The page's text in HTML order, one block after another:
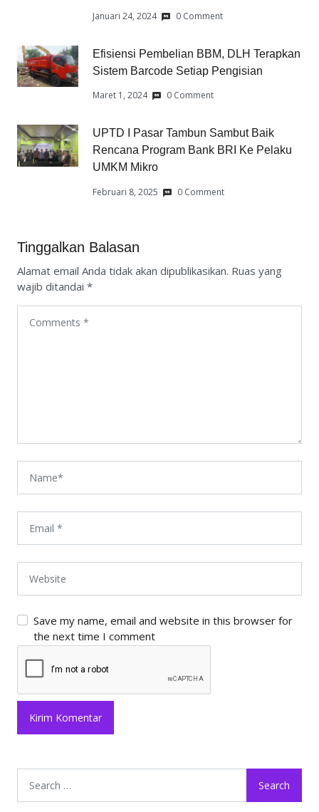
Januari 24, 2024 0 Comment
Efisiensi Pembelian BBM, DLH Terapkan
Sistem Barcode Setiap Pengisian
Maret 1, 2024 0 Comment
UPTD I Pasar Tambun Sambut Baik
Rencana Program Bank BRI Ke Pelaku
UMKM Mikro
Februari 8, 2025 0 Comment
Tinggalkan Balasan
Alamat email Anda tidak akan dipublikasikan. Ruas yang
wajib ditandai *
Save my name, email and website in this browser for
the next time I comment